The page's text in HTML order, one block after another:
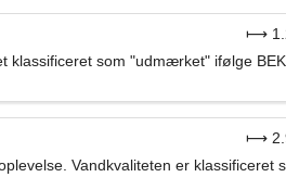
⟼
klassificeret som "udmærket" ifølge
⟼
Vandkvaliteten er klassificeret